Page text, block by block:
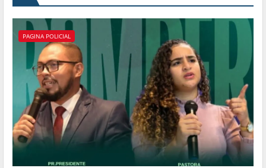
PAGINA POLICIAL